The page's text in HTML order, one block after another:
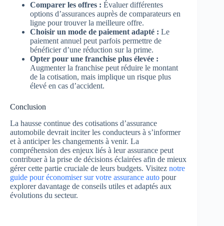
Comparer les offres : Évaluer différentes
options d’assurances auprès de comparateurs en
ligne pour trouver la meilleure offre.
Choisir un mode de paiement adapté : Le
paiement annuel peut parfois permettre de
bénéficier d’une réduction sur la prime.
Opter pour une franchise plus élevée :
Augmenter la franchise peut réduire le montant
de la cotisation, mais implique un risque plus
élevé en cas d’accident.
Conclusion
La hausse continue des cotisations d’assurance
automobile devrait inciter les conducteurs à s’informer
et à anticiper les changements à venir. La
compréhension des enjeux liés à leur assurance peut
contribuer à la prise de décisions éclairées afin de mieux
gérer cette partie cruciale de leurs budgets. Visitez notre
guide pour économiser sur votre assurance auto pour
explorer davantage de conseils utiles et adaptés aux
évolutions du secteur.